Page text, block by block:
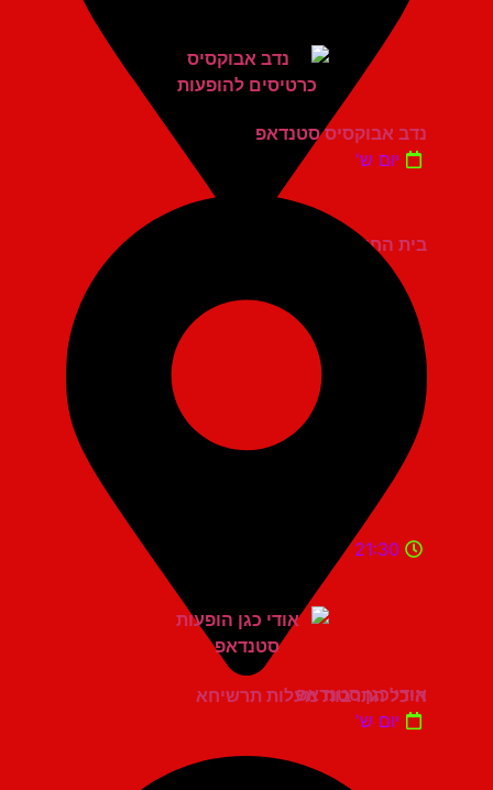
בית החייל תל אביב
נדב אבוקסיס סטנדאפ
יום ש'
היכל התרבות מעלות תרשיחא
21:30
אודי כגן סטנדאפ
יום ש'